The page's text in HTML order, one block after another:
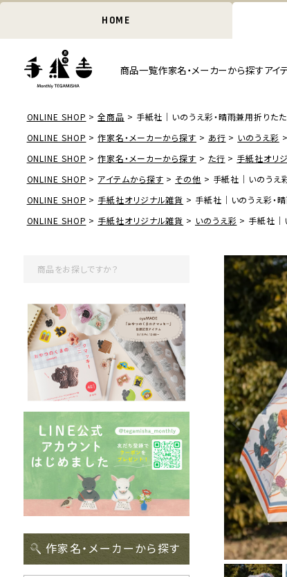
HOME
商品一覧作家名・メーカーから探すアイ
ONLINE SHOP 全商品
手紙社｜いのうえ彩・晴雨兼用折りたた
ONLINE SHOP
作家名・メーカーから探す あ行 いのうえ彩
ONLINE SHOP
作家名・メーカーから探す た行 手紙社オリ
ONLINE SHOP
アイテムから探す その他
手紙社｜いのうえ
ONLINE SHOP
手紙社オリジナル雑貨
手紙社｜いのうえ彩・
ONLINE SHOP
手紙社オリジナル雑貨 いのうえ彩 手紙社｜
作家名・メーカーから探す